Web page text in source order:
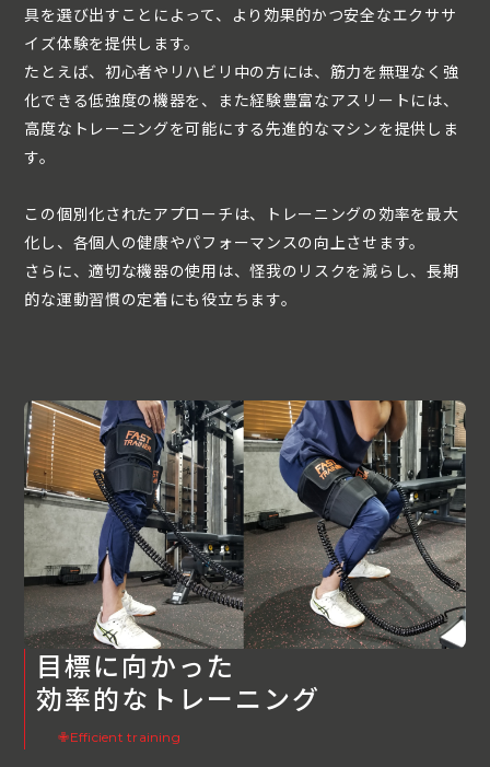
具を選び出すことによって、より効果的かつ安全なエクササ
イズ体験を提供します。
たとえば、初心者やリハビリ中の方には、筋力を無理なく強
化できる低強度の機器を、また経験豊富なアスリートには、
高度なトレーニングを可能にする先進的なマシンを提供しま
す。
この個別化されたアプローチは、トレーニングの効率を最大
化し、各個人の健康やパフォーマンスの向上させます。
さらに、適切な機器の使用は、怪我のリスクを減らし、長期
的な運動習慣の定着にも役立ちます。
目標に向かった
効率的なトレーニング
✙Efficient training